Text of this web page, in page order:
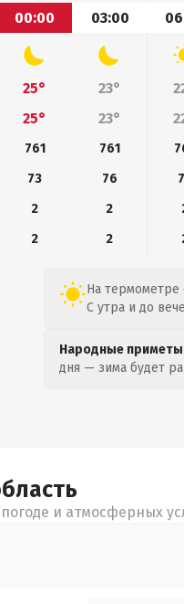
00:00
03:00
25° 23°
25°
23°
761 761
73
76
2
2
2
2
На термометре
С утра и до
Народные
дня — зима будет
и атмосферных